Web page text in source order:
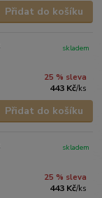
Přidat do košíku
25 % sleva
443 Kč/ks
skladem
Přidat do košíku
25 % sleva
443 Kč/ks
skladem